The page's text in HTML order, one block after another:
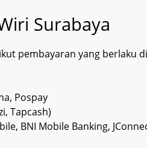
Surabaya
pembayaran yang berlaku
Pospay
Tapcash)
BNI Mobile Banking,